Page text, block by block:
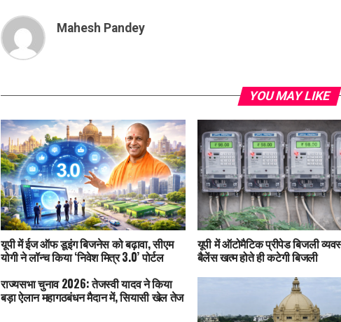
Mahesh Pandey
YOU MAY LIKE
यूपी में ईज ऑफ डूइंग बिजनेस को बढ़ावा, सीएम
योगी ने लॉन्च किया ‘निवेश मित्र 3.0’ पोर्टल
यूपी में ऑटोमैटिक प्रीपेड बिजली
बैलेंस खत्म होते ही कटेगी बिजली
राज्यसभा चुनाव 2026: तेजस्वी यादव ने किया
बड़ा ऐलान महागठबंधन मैदान में, सियासी खेल तेज